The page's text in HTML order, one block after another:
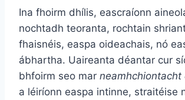
Ina fhoirm dhílis, eascraíonn
nochtadh teoranta, rochtain
fhaisnéis, easpa oideachais, nó
ábhartha. Uaireanta déantar cur
bhfoirm seo mar neamhchiontacht
a léiríonn easpa intinne, straitéise